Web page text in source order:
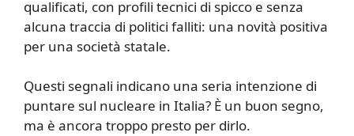
qualificati, con profili tecnici di spicco e senza
alcuna traccia di politici falliti: una novità positiva
per una società statale.
Questi segnali indicano una seria intenzione di
puntare sul nucleare in Italia? È un buon segno,
ma è ancora troppo presto per dirlo.